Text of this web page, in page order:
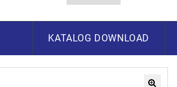
KATALOG DOWNLOAD